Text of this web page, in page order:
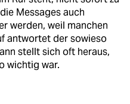
Messages auch
werden, weil manchen
antwortet der sowieso
stellt sich oft heraus,
wichtig war.